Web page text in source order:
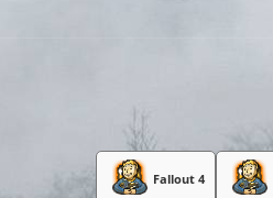
Fallout 4